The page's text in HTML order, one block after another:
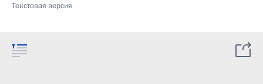
Текстовая версия